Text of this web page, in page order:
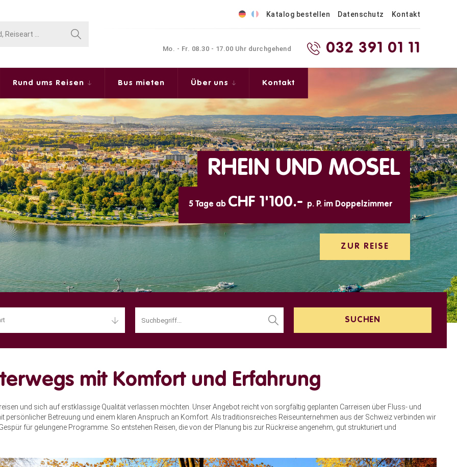
Katalog bestellen Datenschutz Kontakt
Mo. - Fr. 08.30 - 17.00 Uhr durchgehend 032 391 01 11
Rund ums Reisen Bus mieten Über uns Kontakt
MADEIRA - PARADIES IM
8 Tage ab CHF 2'620.-p. P. im
ZUR
mit Komfort und Erfahrung
und sich auf erstklassige Qualität verlassen möchten. Unser Angebot reicht von sorgfältig geplanten Carreisen über Fluss- und
persönlicher Betreuung und einem klaren Anspruch an Komfort. Als traditionsreiches Reiseunternehmen aus der Schweiz verbinden wir
für gelungene Programme. So entstehen Reisen, die von der Planung bis zur Rückreise angenehm, gut strukturiert und